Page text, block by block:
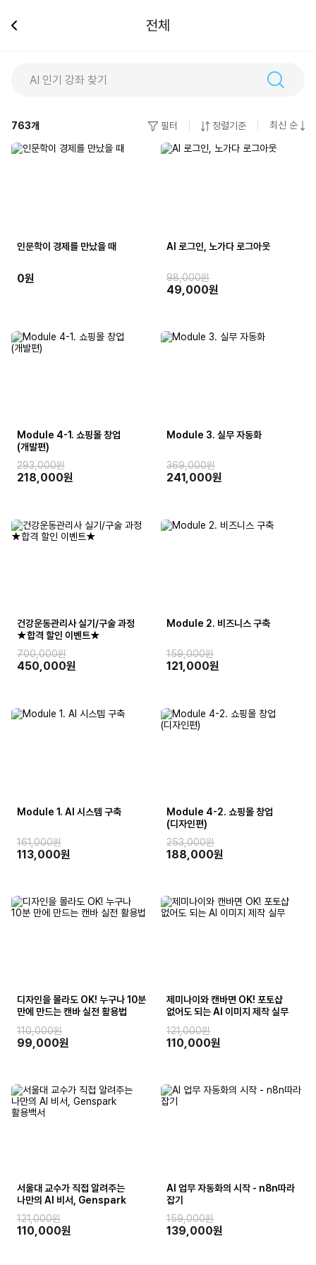
전체
763개 필터 정렬기준 최신 순
인문학이 경제를 만났을 때
0원
AI 로그인, 노가다 로그아웃
98,000원
49,000원
Module 4-1. 쇼핑몰 창업
(개발편)
293,000원
218,000원
Module 3. 실무 자동화
369,000원
241,000원
건강운동관리사 실기/구술 과정
★합격 할인 이벤트★
700,000원
450,000원
Module 2. 비즈니스 구축
159,000원
121,000원
Module 1. AI 시스템 구축
161,000원
113,000원
Module 4-2. 쇼핑몰 창업
(디자인편)
253,000원
188,000원
디자인을 몰라도 OK! 누구나 10분
만에 만드는 캔바 실전 활용법
110,000원
99,000원
제미나이와 캔바면 OK! 포토샵
없어도 되는 AI 이미지 제작 실무
121,000원
110,000원
서울대 교수가 직접 알려주는
나만의 AI 비서, Genspark
활용백서
121,000원
110,000원
AI 업무 자동화의 시작 - n8n따라
잡기
159,000원
139,000원